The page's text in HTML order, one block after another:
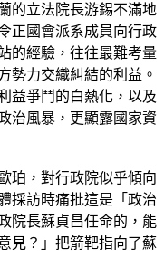
的立法院長游錫不滿地
正國會派系成員向行政
的經驗，往往最難考量
勢力交織糾結的利益。
益爭鬥的白熱化，以及
治風暴，更顯露國家資
珀，對行政院似乎傾向
採訪時痛批這是「政治
院長蘇貞昌任命的，能
見？」把箭靶指向了蘇